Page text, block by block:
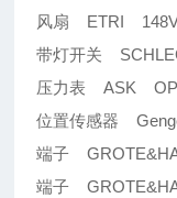
风扇 ETRI
带灯开关
压力表 ASK
位置传感器
端子
端子